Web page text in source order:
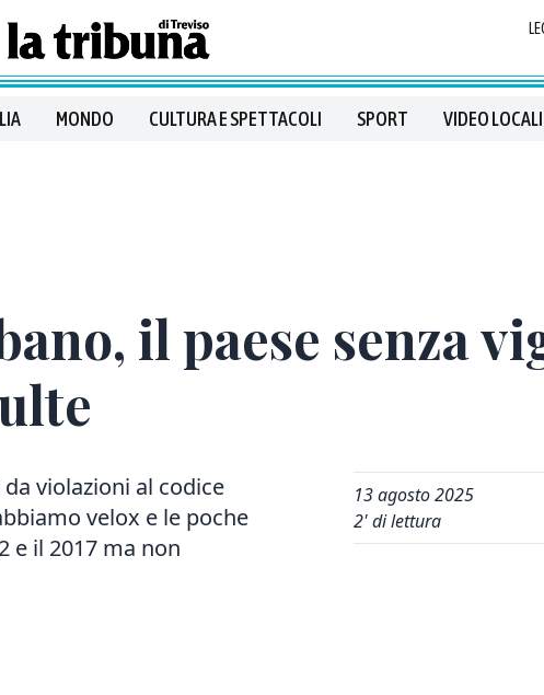
MONDO CULTURA E SPETTACOLI SPORT VIDEO LOCALI
il paese senza
violazioni al codice
velox e le poche
e il 2017 ma non
13 agosto 2025
2' di lettura